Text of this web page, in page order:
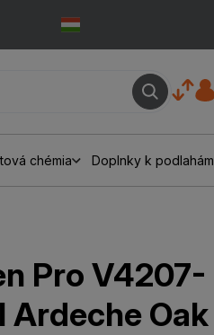
chémia Doplnky k podlahám
Pro V4207-
Oak